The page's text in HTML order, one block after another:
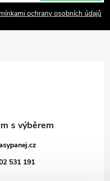
ochrany osobních údajů
531 191